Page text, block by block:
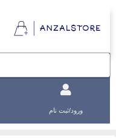
ورود/ثبت نام